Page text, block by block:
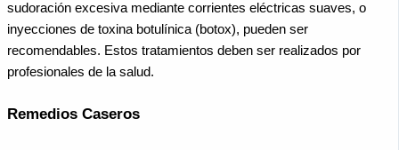
sudoración excesiva mediante corrientes eléctricas suaves, o
inyecciones de toxina botulínica (botox), pueden ser
recomendables. Estos tratamientos deben ser realizados por
profesionales de la salud.
Remedios Caseros